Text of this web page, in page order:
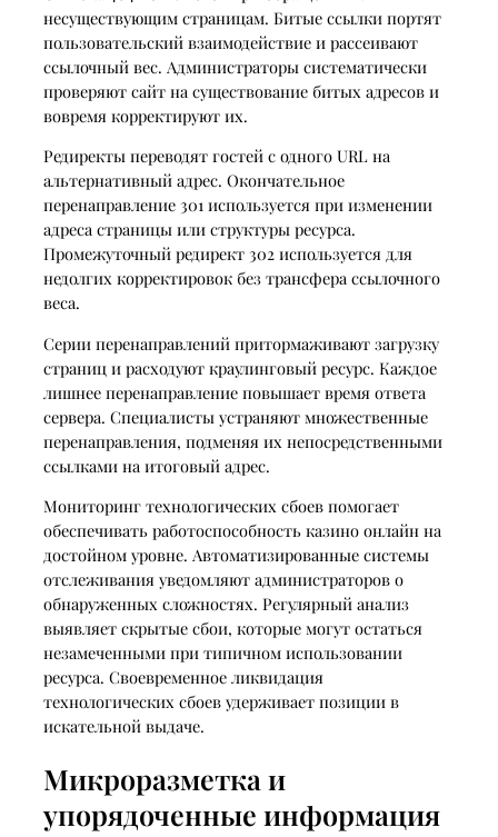
несуществующим страницам. Битые ссылки портят
пользовательский взаимодействие и рассеивают
ссылочный вес. Администраторы систематически
проверяют сайт на существование битых адресов и
вовремя корректируют их.
Редиректы переводят гостей с одного URL на
альтернативный адрес. Окончательное
перенаправление 301 используется при изменении
адреса страницы или структуры ресурса.
Промежуточный редирект 302 используется для
недолгих корректировок без трансфера ссылочного
веса.
Серии перенаправлений притормаживают загрузку
страниц и расходуют краулинговый ресурс. Каждое
лишнее перенаправление повышает время ответа
сервера. Специалисты устраняют множественные
перенаправления, подменяя их непосредственными
ссылками на итоговый адрес.
Мониторинг технологических сбоев помогает
обеспечивать работоспособность казино онлайн на
достойном уровне. Автоматизированные системы
отслеживания уведомляют администраторов о
обнаруженных сложностях. Регулярный анализ
выявляет скрытые сбои, которые могут остаться
незамеченными при типичном использовании
ресурса. Своевременное ликвидация
технологических сбоев удерживает позиции в
искательной выдаче.
Микроразметка и
упорядоченные информация